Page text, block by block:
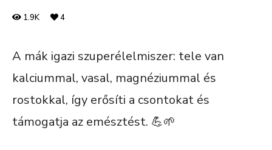
1.9K 4
A mák igazi szuperélelmiszer: tele van
kalciummal, vasal, magnéziummal és
rostokkal, így erősíti a csontokat és
támogatja az emésztést. 💪🌱